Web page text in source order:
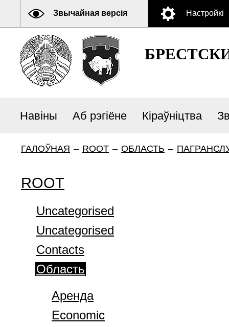
Звычайная версія Настройкі
Навіны Аб рэгіёне Кіраўніцтва
ГАЛОЎНАЯ – ROOT – ОБЛАСТЬ –
ROOT
Uncategorised
Uncategorised
Contacts
Область
Аренда
Economic